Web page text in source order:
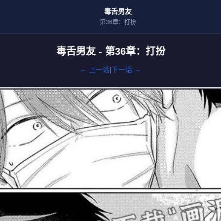
毒舌男友
第36章：打扮
毒舌男友 - 第36章：打扮
← 上一话|下一话 →